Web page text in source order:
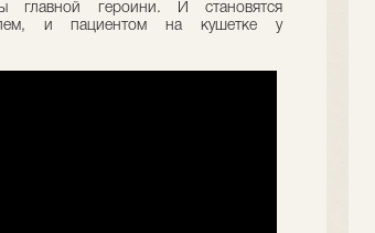
главной героини. И становятся
и пациентом на кушетке у